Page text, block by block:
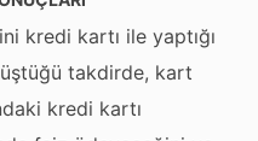
kredi kartı ile yaptığı
takdirde, kart
kredi kartı